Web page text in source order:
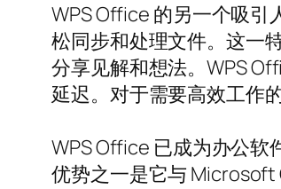
WPS Office 的另一个吸
松同步和处理文件。这一
分享见解和想法。WPS
延迟。对于需要高效工作
WPS Office 已成为办公
优势之一是它与 Microsoft